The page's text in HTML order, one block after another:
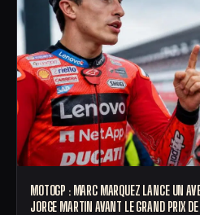
MOTOGP : MARC MARQUEZ LANCE UN
JORGE MARTIN AVANT LE GRAND PRIX